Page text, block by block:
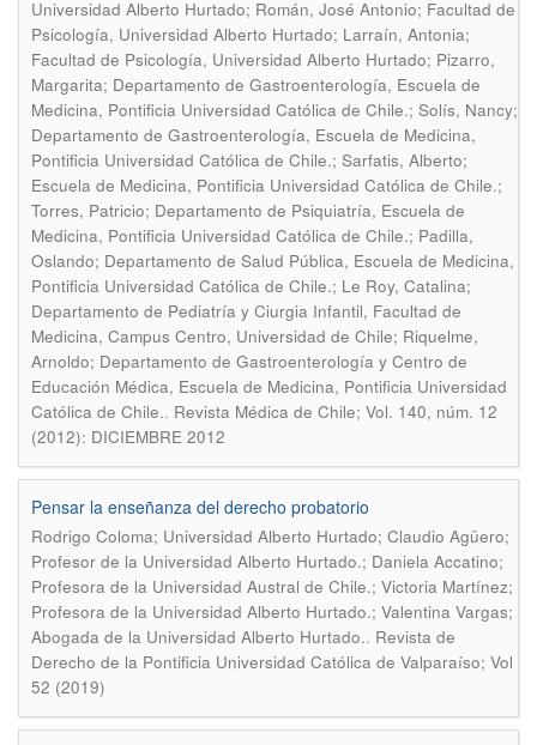
Universidad Alberto Hurtado; Román, José Antonio; Facultad de
Psicología, Universidad Alberto Hurtado; Larraín, Antonia;
Facultad de Psicología, Universidad Alberto Hurtado; Pizarro,
Margarita; Departamento de Gastroenterología, Escuela de
Medicina, Pontificia Universidad Católica de Chile.; Solís, Nancy;
Departamento de Gastroenterología, Escuela de Medicina,
Pontificia Universidad Católica de Chile.; Sarfatis, Alberto;
Escuela de Medicina, Pontificia Universidad Católica de Chile.;
Torres, Patricio; Departamento de Psiquiatría, Escuela de
Medicina, Pontificia Universidad Católica de Chile.; Padilla,
Oslando; Departamento de Salud Pública, Escuela de Medicina,
Pontificia Universidad Católica de Chile.; Le Roy, Catalina;
Departamento de Pediatría y Ciurgia Infantil, Facultad de
Medicina, Campus Centro, Universidad de Chile; Riquelme,
Arnoldo; Departamento de Gastroenterología y Centro de
Educación Médica, Escuela de Medicina, Pontificia Universidad
Católica de Chile.. Revista Médica de Chile; Vol. 140, núm. 12
(2012): DICIEMBRE 2012
Pensar la enseñanza del derecho probatorio
Rodrigo Coloma; Universidad Alberto Hurtado; Claudio Agüero;
Profesor de la Universidad Alberto Hurtado.; Daniela Accatino;
Profesora de la Universidad Austral de Chile.; Victoria Martínez;
Profesora de la Universidad Alberto Hurtado.; Valentina Vargas;
Abogada de la Universidad Alberto Hurtado.. Revista de
Derecho de la Pontificia Universidad Católica de Valparaíso; Vol
52 (2019)